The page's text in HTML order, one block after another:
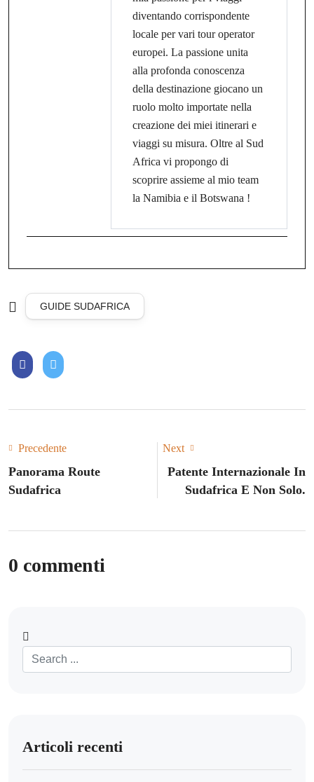
diventando corrispondente
locale per vari tour operator
europei. La passione unita
alla profonda conoscenza
della destinazione giocano un
ruolo molto importate nella
creazione dei miei itinerari e
viaggi su misura. Oltre al Sud
Africa vi propongo di
scoprire assieme al mio team
la Namibia e il Botswana !
GUIDE SUDAFRICA
Precedente
Panorama Route
Sudafrica
Next
Patente Internazionale In
Sudafrica E Non Solo.
0 commenti
Articoli recenti